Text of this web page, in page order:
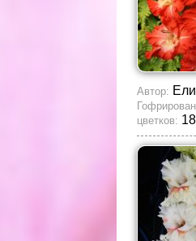
Автор:
цветков: